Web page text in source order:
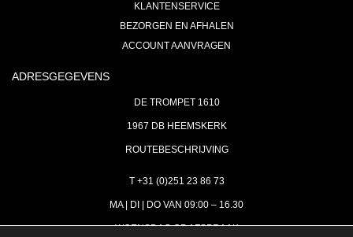
KLANTENSERVICE
BEZORGEN EN AFHALEN
ACCOUNT AANVRAGEN
ADRESGEGEVENS
DE TROMPET 1610
1967 DB HEEMSKERK
ROUTEBESCHRIJVING
T +31 (0)251 23 86 73
MA | DI | DO VAN 09:00 – 16.30
WOENSDAG OP AFSPRAAK